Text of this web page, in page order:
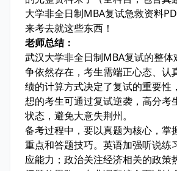
大学非全日制MBA复试急救资料
来考去就这些东西！
老师总结：
武汉大学非全日制MBA复试的整
争依然存在，考生需端正心态、认
绩的计算方式决定了复试的重要性
想的考生可通过复试逆袭，高分考
状态，避免大意失荆州。
备考过程中，要以真题为核心，掌
重点和答题技巧。英语加强听说练
应能力；政治关注经济相关的政策